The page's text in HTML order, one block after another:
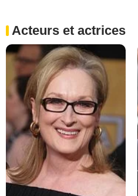
Acteurs et actrices